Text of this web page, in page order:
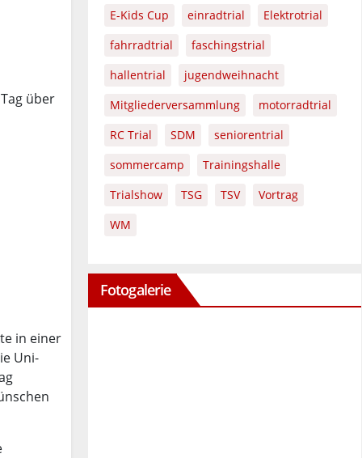
über
in einer
Uni-
E-Kids Cup
einradtrial
Elektrotrial
fahrradtrial
faschingstrial
hallentrial
jugendweihnacht
Mitgliederversammlung
motorradtrial
RC Trial
SDM
seniorentrial
sommercamp
Trainingshalle
Trialshow
TSG TSV
Vortrag
WM
Fotogalerie